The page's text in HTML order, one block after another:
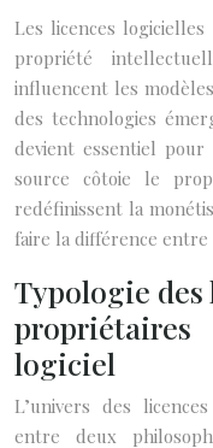
Les licences
propriété
influencent les
des technologies
devient essentiel pour
source côtoie le
redéfinissent la
faire la différence entre
Typologie des
logiciel
L’univers des
entre deux